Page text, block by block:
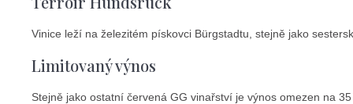
Vinice leží na železitém pískovci Bürgstadtu, stejně jako
Limitovaný výnos
Stejně jako ostatní červená GG vinařství je výnos omezen na